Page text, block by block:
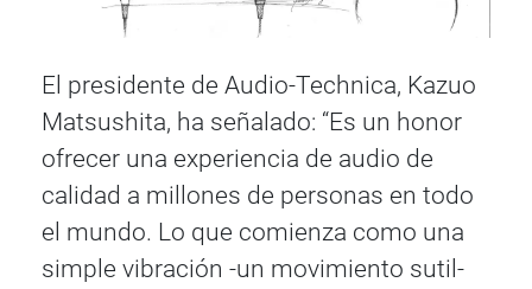
El presidente de Audio-Technica, Kazuo
Matsushita, ha señalado: “Es un honor
ofrecer una experiencia de audio de
calidad a millones de personas en todo
el mundo. Lo que comienza como una
simple vibración -un movimiento sutil-